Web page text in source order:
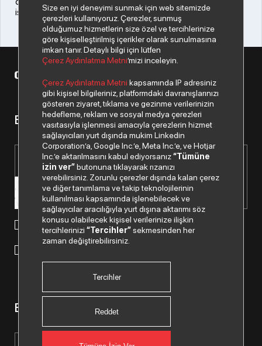
işbirliğimizi gün geçtikçe çok daha ileriye taşıyacağız” dedi.
Bizden haberiniz olsun.
Paylaştığım kişisel verilerimin işlenmesi hususunda
“Kişisel Verilerin Korunması Politikası”okudum ve anladım.
"Ticari Elektronik İleti Onay Metni"
Bizi Takip Edin.
Size en iyi deneyimi sunmak için web sitemizde
çerezleri kullanıyoruz. Çerezler, sunmuş
olduğumuz hizmetlerin size özel ve tercihlerinize
göre kişiselleştirilmiş içerikler olarak sunulmasına
imkan tanır. Detaylı bilgi için lütfen
Çerez Aydınlatma Metni’mizi inceleyin.
Çerez Aydınlatma Metni kapsamında IP adresiniz
gibi kişisel bilgileriniz, platformdaki davranışlarınızı
gösteren ziyaret, tıklama ve gezinme verilerinizin
hedefleme, reklam ve sosyal medya çerezleri
vasıtasıyla işlenmesi amacıyla çerezlerin hizmet
sağlayıcıları yurt dışında mukim Linkedin
Corporation’a, Google Inc.’e, Meta Inc.’e, ve Hotjar
Inc.’e aktarılmasını kabul ediyorsanız“Tümüne
izin ver”butonuna tıklayarak rızanızı
verebilirsiniz. Zorunlu çerezler dışında kalan çerez
ve diğer tanımlama ve takip teknolojilerinin
kullanılması kapsamında işlenebilecek ve
sağlayıcılar aracılığıyla yurt dışına aktarımı söz
konusu olabilecek kişisel verilerinize ilişkin
tercihlerinizi“Tercihler”sekmesinden her
zaman değiştirebilirsiniz.
Tercihler
Reddet